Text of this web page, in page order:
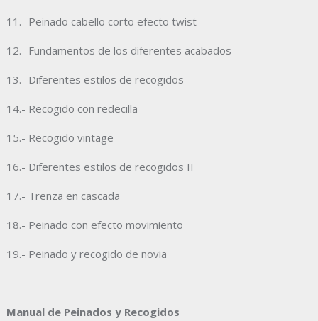
11.- Peinado cabello corto efecto twist
12.- Fundamentos de los diferentes acabados
13.- Diferentes estilos de recogidos
14.- Recogido con redecilla
15.- Recogido vintage
16.- Diferentes estilos de recogidos II
17.- Trenza en cascada
18.- Peinado con efecto movimiento
19.- Peinado y recogido de novia
Manual de Peinados y Recogidos